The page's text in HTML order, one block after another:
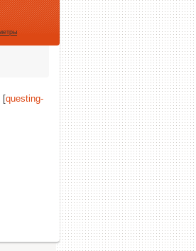
[questing-